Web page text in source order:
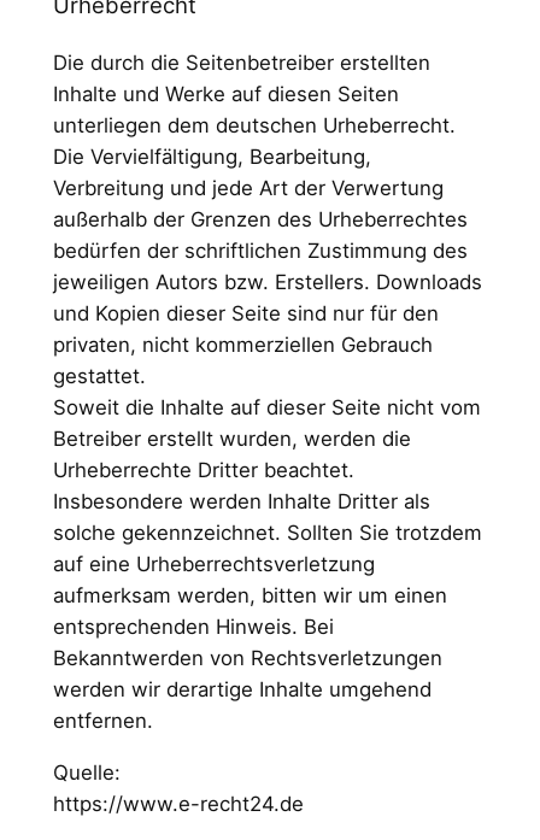
Die durch die Seitenbetreiber erstellten
Inhalte und Werke auf diesen Seiten
unterliegen dem deutschen Urheberrecht.
Die Vervielfältigung, Bearbeitung,
Verbreitung und jede Art der Verwertung
außerhalb der Grenzen des Urheberrechtes
bedürfen der schriftlichen Zustimmung des
jeweiligen Autors bzw. Erstellers. Downloads
und Kopien dieser Seite sind nur für den
privaten, nicht kommerziellen Gebrauch
gestattet.
Soweit die Inhalte auf dieser Seite nicht vom
Betreiber erstellt wurden, werden die
Urheberrechte Dritter beachtet.
Insbesondere werden Inhalte Dritter als
solche gekennzeichnet. Sollten Sie trotzdem
auf eine Urheberrechtsverletzung
aufmerksam werden, bitten wir um einen
entsprechenden Hinweis. Bei
Bekanntwerden von Rechtsverletzungen
werden wir derartige Inhalte umgehend
entfernen.
Quelle:
https://www.e-recht24.de